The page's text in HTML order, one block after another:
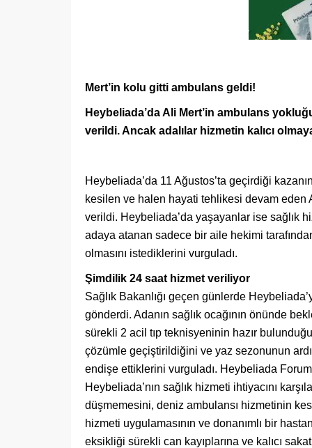
Mert’in kolu gitti ambulans geldi!
Heybeliada’da Ali Mert’in ambulans
verildi. Ancak adalılar hizmetin kalıcı
Heybeliada’da 11 Ağustos’ta geçirdiği
kesilen ve halen hayati tehlikesi devam eden
verildi. Heybeliada’da yaşayanlar ise sağlık
adaya atanan sadece bir aile hekimi
olmasını istediklerini vurguladı.
Şimdilik 24 saat hizmet veriliyor
Sağlık Bakanlığı geçen günlerde
gönderdi. Adanın sağlık ocağının önünde
sürekli 2 acil tıp teknisyeninin hazır
çözümle geçiştirildiğini ve yaz sezonunun
endişe ettiklerini vurguladı. Heybeliada
Heybeliada’nın sağlık hizmeti ihtiyacını
düşmemesini, deniz ambulansı hizmetinin
hizmeti uygulamasının ve donanımlı bir
eksikliği sürekli can kayıplarına ve kalıcı